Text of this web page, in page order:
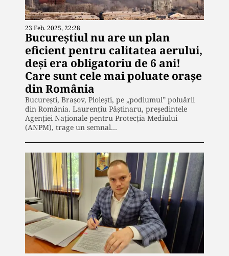
23 Feb. 2025, 22:28
Bucureștiul nu are un plan
eficient pentru calitatea aerului,
deși era obligatoriu de 6 ani!
Care sunt cele mai poluate orașe
din România
București, Brașov, Ploiești, pe „podiumul” poluării
din România. Laurențiu Păștinaru, președintele
Agenției Naționale pentru Protecția Mediului
(ANPM), trage un semnal…